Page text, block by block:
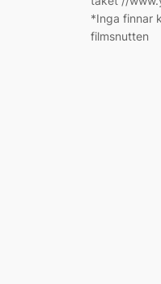
*Inga finnar
filmsnutten